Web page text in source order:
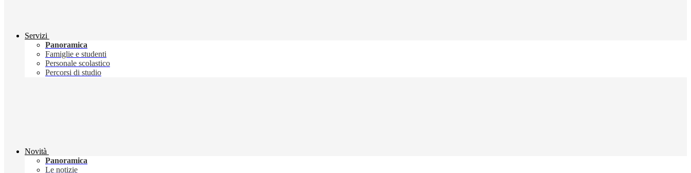
Servizi
Panoramica
Famiglie e studenti
Personale scolastico
Percorsi di studio
Novità
Panoramica
Le notizie